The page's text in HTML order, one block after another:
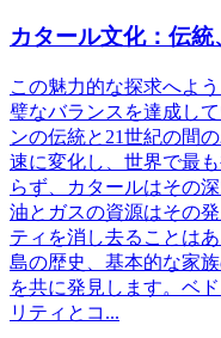
カタール文化：伝
この魅力的な探求へよ
璧なバランスを達成し
ンの伝統と21世紀の間
速に変化し、世界で最
らず、カタールはその
油とガスの資源はその
ティを消し去ることは
島の歴史、基本的な家
を共に発見します。ベ
リティとコ...